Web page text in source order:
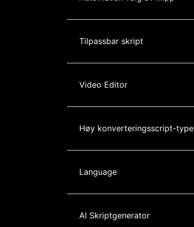
Tilpassbar skript
Video Editor
Høy konverteringsscript-type
Language
AI Skriptgenerator